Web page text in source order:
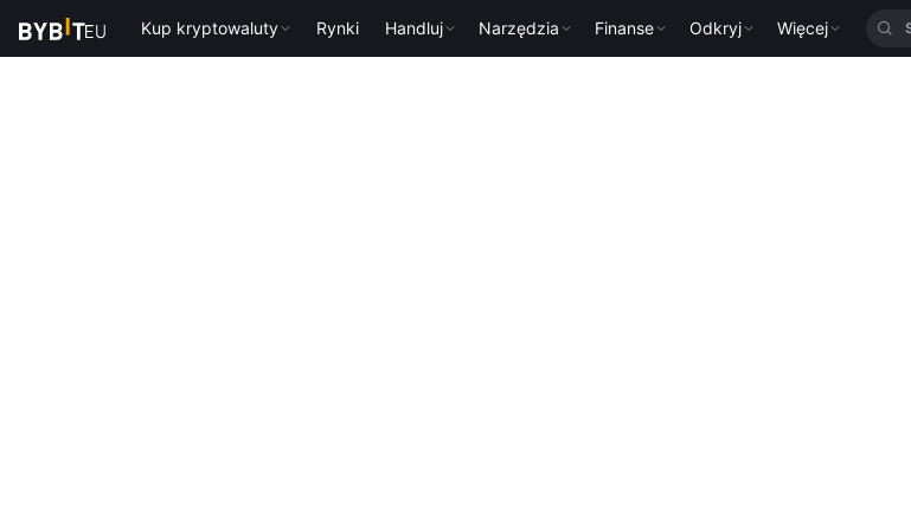
Kup kryptowaluty Rynki Handluj Narzędzia Finanse Odkryj Więcej